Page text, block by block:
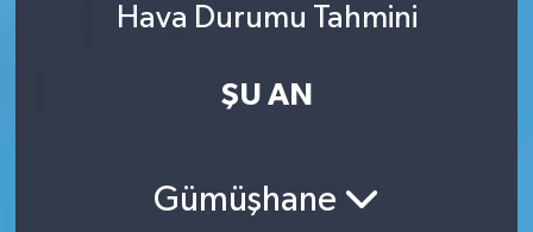
Hava Durumu Tahmini
ŞU AN
Gümüşhane
Kahramanmaraş
Süper Lig Puan Durumu ve Fikstür
Haber Arşivi